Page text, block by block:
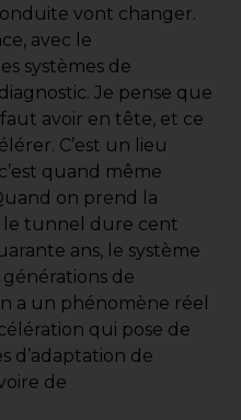
vont changer.
avec le
systèmes de
Je pense que
avoir en tête, et ce
C’est un lieu
quand même
on prend la
le tunnel dure cent
ans, le système
générations de
a un phénomène réel
qui pose de
d’adaptation de
de